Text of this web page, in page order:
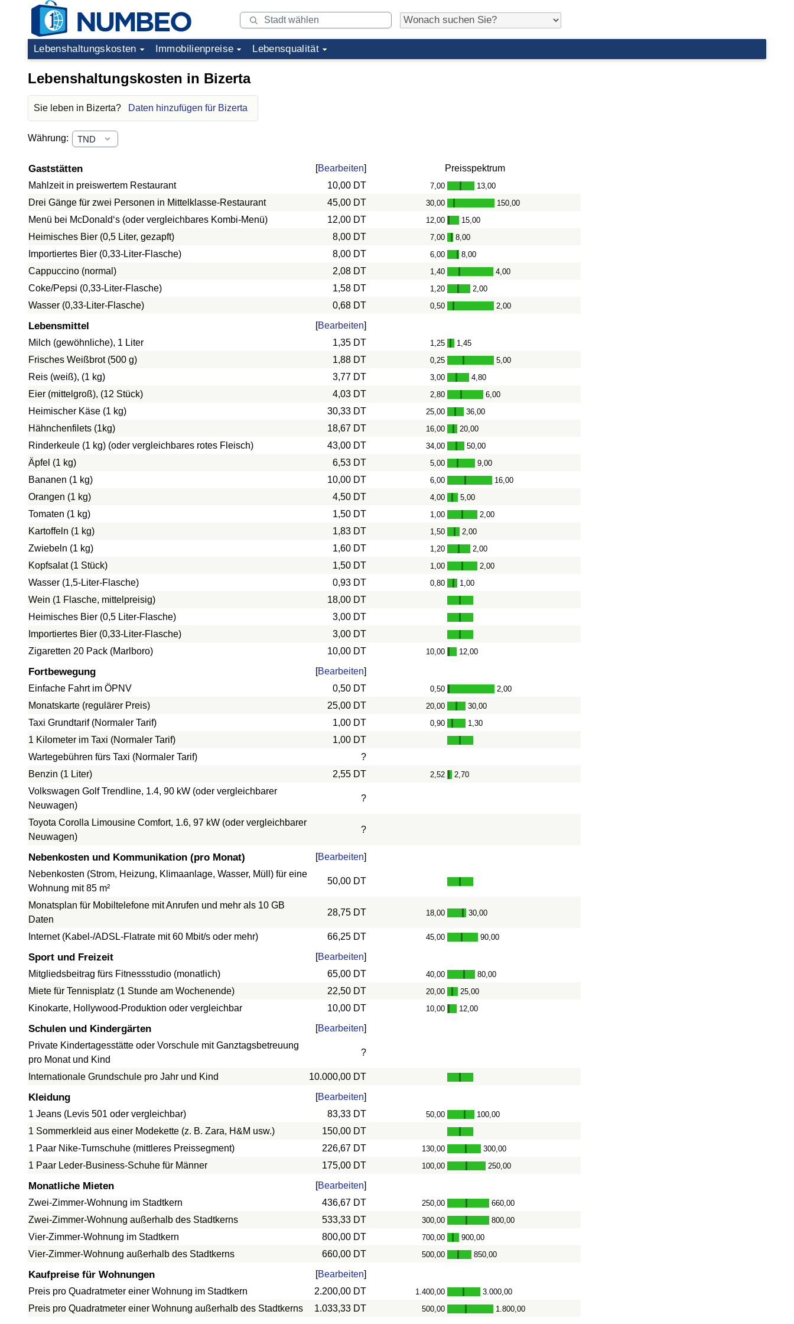
Lebenshaltungskosten Immobilienpreise Lebensqualität
Lebenshaltungskosten in Bizerta
Sie leben in Bizerta? Daten hinzufügen für Bizerta
Währung:
Gaststätten [Bearbeiten]
Preisspektrum
Mahlzeit in preiswertem Restaurant
10,00 DT 7,00 - 13,00
Drei Gänge für zwei Personen in Mittelklasse-Restaurant 45,00 DT 30,00 - 150,00
Menü bei McDonald‘s (oder vergleichbares Kombi-Menü) 12,00 DT 12,00 - 15,00
Heimisches Bier (0,5 Liter, gezapft) 8,00 DT 7,00 - 8,00
Importiertes Bier (0,33-Liter-Flasche) 8,00 DT 6,00 - 8,00
Cappuccino (normal) 2,08 DT 1,40 - 4,00
Coke/Pepsi (0,33-Liter-Flasche) 1,58 DT 1,20 - 2,00
Wasser (0,33-Liter-Flasche) 0,68 DT 0,50 - 2,00
Lebensmittel [Bearbeiten]
Milch (gewöhnliche), 1 Liter
1,35 DT 1,25 - 1,45
Frisches Weißbrot (500 g) 1,88 DT 0,25 - 5,00
Reis (weiß), (1 kg) 3,77 DT 3,00 - 4,80
Eier (mittelgroß), (12 Stück) 4,03 DT 2,80 - 6,00
Heimischer Käse (1 kg) 30,33 DT 25,00 - 36,00
Hähnchenfilets (1kg) 18,67 DT 16,00 - 20,00
Rinderkeule (1 kg) (oder vergleichbares rotes Fleisch) 43,00 DT 34,00 - 50,00
Äpfel (1 kg) 6,53 DT 5,00 - 9,00
Bananen (1 kg) 10,00 DT 6,00 - 16,00
Orangen (1 kg) 4,50 DT 4,00 - 5,00
Tomaten (1 kg) 1,50 DT 1,00 - 2,00
Kartoffeln (1 kg) 1,83 DT 1,50 - 2,00
Zwiebeln (1 kg) 1,60 DT 1,20 - 2,00
Kopfsalat (1 Stück) 1,50 DT 1,00 - 2,00
Wasser (1,5-Liter-Flasche) 0,93 DT 0,80 - 1,00
Wein (1 Flasche, mittelpreisig)
18,00 DT
Heimisches Bier (0,5 Liter-Flasche)
3,00 DT
Importiertes Bier (0,33-Liter-Flasche)
3,00 DT
Zigaretten 20 Pack (Marlboro)
10,00 DT 10,00 - 12,00
Fortbewegung [Bearbeiten]
Einfache Fahrt im ÖPNV
0,50 DT 0,50 - 2,00
Monatskarte (regulärer Preis) 25,00 DT 20,00 - 30,00
Taxi Grundtarif (Normaler Tarif) 1,00 DT 0,90 - 1,30
1 Kilometer im Taxi (Normaler Tarif)
1,00 DT
Wartegebühren fürs Taxi (Normaler Tarif)
?
Benzin (1 Liter)
2,55 DT 2,52 - 2,70
Volkswagen Golf Trendline, 1.4, 90 kW (oder vergleichbarer
Neuwagen)
?
Toyota Corolla Limousine Comfort, 1.6, 97 kW (oder vergleichbarer
Neuwagen)
?
Nebenkosten und Kommunikation (pro Monat) [Bearbeiten]
Nebenkosten (Strom, Heizung, Klimaanlage, Wasser, Müll) für eine
Wohnung mit 85 m²
50,00 DT
Monatsplan für Mobiltelefone mit Anrufen und mehr als 10 GB
Daten
28,75 DT 18,00 - 30,00
Internet (Kabel-/ADSL-Flatrate mit 60 Mbit/s oder mehr) 66,25 DT 45,00 - 90,00
Sport und Freizeit [Bearbeiten]
Mitgliedsbeitrag fürs Fitnessstudio (monatlich)
65,00 DT 40,00 - 80,00
Miete für Tennisplatz (1 Stunde am Wochenende) 22,50 DT 20,00 - 25,00
Kinokarte, Hollywood-Produktion oder vergleichbar 10,00 DT 10,00 - 12,00
Schulen und Kindergärten [Bearbeiten]
Private Kindertagesstätte oder Vorschule mit Ganztagsbetreuung
pro Monat und Kind
?
Internationale Grundschule pro Jahr und Kind 10.000,00 DT
Kleidung [Bearbeiten]
1 Jeans (Levis 501 oder vergleichbar)
83,33 DT 50,00 - 100,00
1 Sommerkleid aus einer Modekette (z. B. Zara, H&M usw.)
150,00 DT
1 Paar Nike-Turnschuhe (mittleres Preissegment)
226,67 DT 130,00 - 300,00
1 Paar Leder-Business-Schuhe für Männer 175,00 DT 100,00 - 250,00
Monatliche Mieten [Bearbeiten]
Zwei-Zimmer-Wohnung im Stadtkern
436,67 DT 250,00 - 660,00
Zwei-Zimmer-Wohnung außerhalb des Stadtkerns 533,33 DT 300,00 - 800,00
Vier-Zimmer-Wohnung im Stadtkern 800,00 DT 700,00 - 900,00
Vier-Zimmer-Wohnung außerhalb des Stadtkerns 660,00 DT 500,00 - 850,00
Kaufpreise für Wohnungen [Bearbeiten]
Preis pro Quadratmeter einer Wohnung im Stadtkern
2.200,00 DT 1.400,00 - 3.000,00
Preis pro Quadratmeter einer Wohnung außerhalb des Stadtkerns 1.033,33 DT 500,00 - 1.800,00